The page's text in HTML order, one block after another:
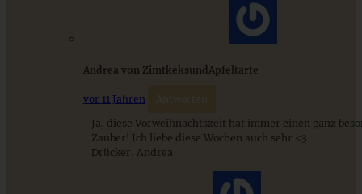
Andrea von ZimtkeksundApfeltarte
vor 11 Jahren Antworten
Ja, diese Vorweihnachtszeit hat immer einen ganz
Zauber! Ich liebe diese Wochen auch sehr <3
Drücker, Andrea